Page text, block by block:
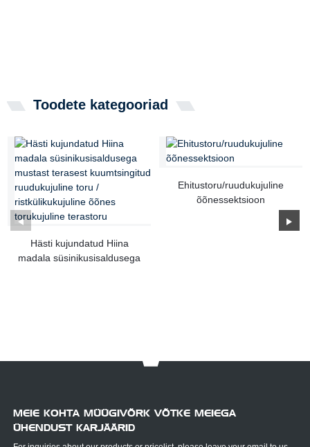
Toodete kategooriad
Hästi kujundatud Hiina
madala süsinikusisaldusega
Ehitustoru/ruudukujuline
õõnessektsioon
MEIE KOHTA MÜÜGIVÕRK VÕTKE MEIEGA
ÜHENDUST KARJÄÄRID